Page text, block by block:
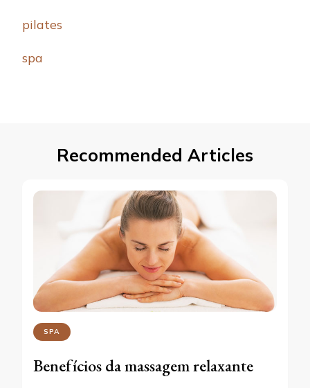
pilates
spa
Recommended Articles
SPA
Benefícios da massagem relaxante